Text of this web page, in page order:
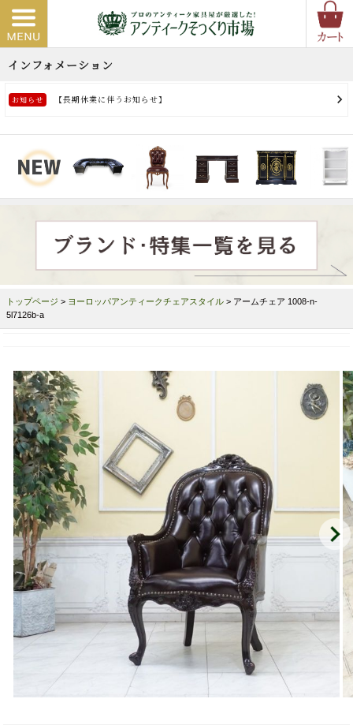
トップページ > ヨーロッパアンティークチェアスタイル > アームチェア 1008-n-
5l7126b-a